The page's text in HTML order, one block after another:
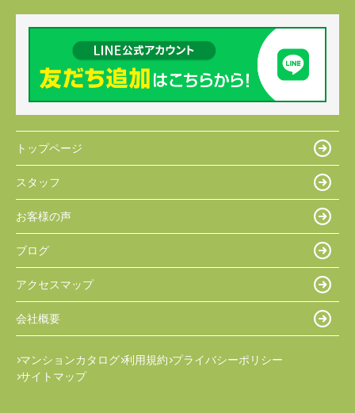
トップページ
スタッフ
お客様の声
ブログ
アクセスマップ
会社概要
マンションカタログ 利用規約 プライバシーポリシー
サイトマップ